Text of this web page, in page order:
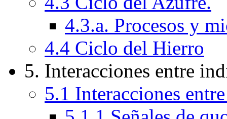
4.3.a. Procesos y
4.4 Ciclo del Hierro
5. Interacciones entre
5.1 Interacciones